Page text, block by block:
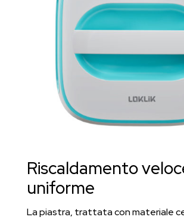
Riscaldamento
uniforme
La piastra, trattata con materiale